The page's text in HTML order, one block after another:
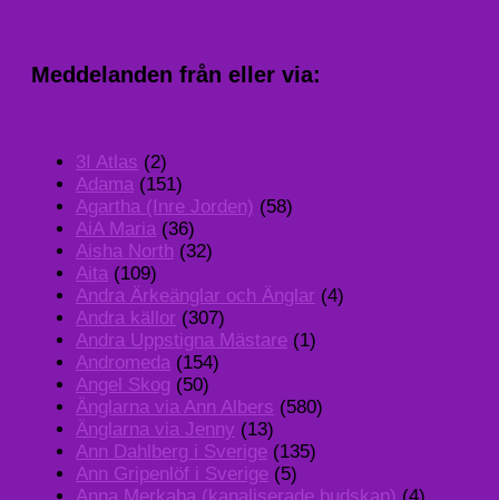
Meddelanden från eller via:
3I Atlas (2)
Adama (151)
Agartha (Inre Jorden) (58)
AiA Maria (36)
Aisha North (32)
Aita (109)
Andra Ärkeänglar och Änglar (4)
Andra källor (307)
Andra Uppstigna Mästare (1)
Andromeda (154)
Angel Skog (50)
Änglarna via Ann Albers (580)
Änglarna via Jenny (13)
Ann Dahlberg i Sverige (135)
Ann Gripenlöf i Sverige (5)